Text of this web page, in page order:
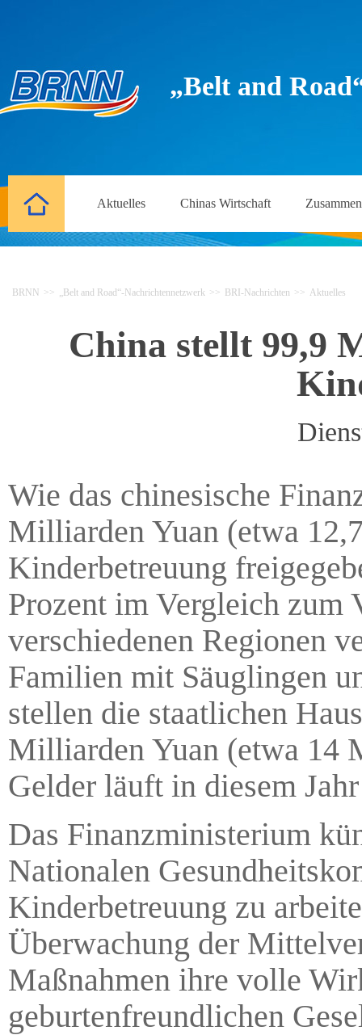
„Belt and
Aktuelles Chinas Wirtschaft
BRNN >> „Belt and Road“-Nachrichtennetzwerk >> BRI-Nachrichten >> Aktuelles
China stellt 99,9
Wie das chinesische
Milliarden Yuan (etwa
Kinderbetreuung
Prozent im Vergleich zum
verschiedenen Regionen
Familien mit Säuglingen
stellen die staatlichen
Milliarden Yuan (etwa 14
Gelder läuft in diesem
Das Finanzministerium
Nationalen
Kinderbetreuung zu
Überwachung der
Maßnahmen ihre volle
geburtenfreundlichen